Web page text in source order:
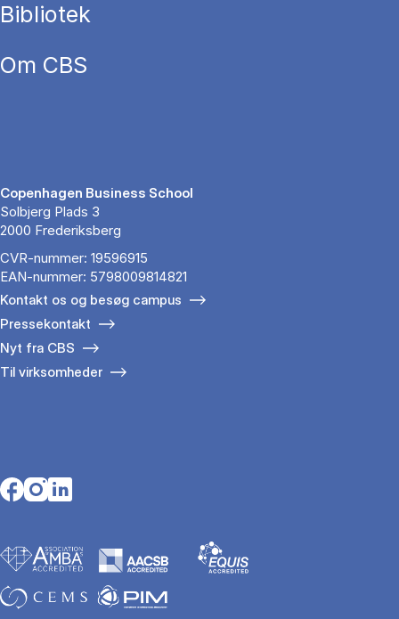
Bibliotek
Om CBS
Copenhagen Business School
Solbjerg Plads 3
2000 Frederiksberg
CVR-nummer: 19596915
EAN-nummer: 5798009814821
Kontakt os og besøg campus
Pressekontakt
Nyt fra CBS
Til virksomheder
Opens in a new tab
Opens in a new tab
Opens in a new tab